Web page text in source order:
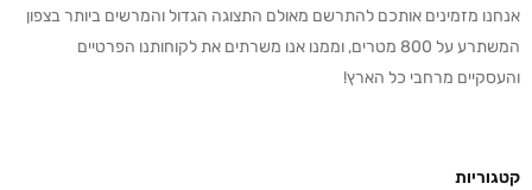
אנחנו מזמינים אותכם להתרשם מאולם התצוגה הגדול והמרשים ביותר בצפון
המשתרע על 800 מטרים, וממנו אנו משרתים את לקוחותנו הפרטיים
והעסקיים מרחבי כל הארץ!
קטגוריות